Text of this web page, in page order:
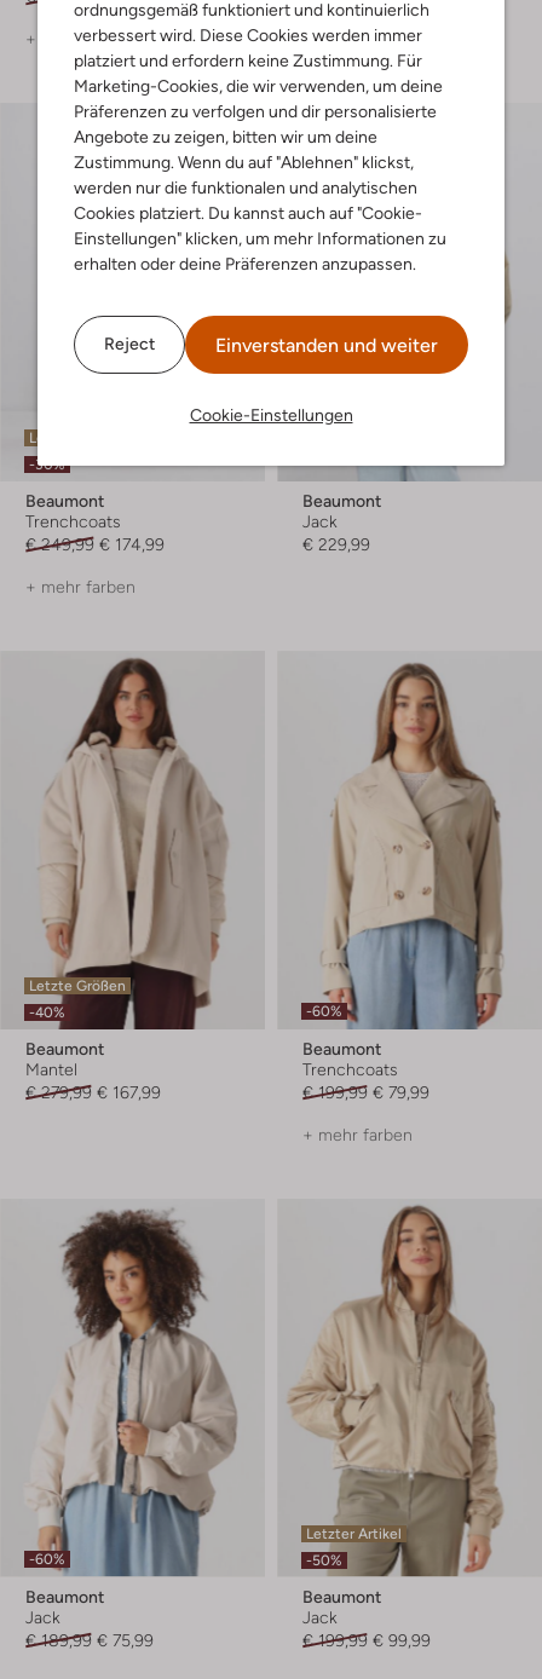
ordnungsgemäß funktioniert und kontinuierlich
verbessert wird. Diese Cookies werden immer
platziert und erfordern keine Zustimmung. Für
Marketing-Cookies, die wir verwenden, um deine
Präferenzen zu verfolgen und dir personalisierte
Angebote zu zeigen, bitten wir um deine
Zustimmung. Wenn du auf "Ablehnen" klickst,
werden nur die funktionalen und analytischen
Cookies platziert. Du kannst auch auf "Cookie-
Einstellungen" klicken, um mehr Informationen zu
erhalten oder deine Präferenzen anzupassen.
Reject Einverstanden und weiter
Cookie-Einstellungen
+ mehr farben
Letzte Größen
-30%
Beaumont
Trenchcoats
€ 249,99 € 174,99
+ mehr farben
Beaumont
Jack
€ 229,99
Letzte Größen
-40%
Beaumont
Mantel
€ 279,99 € 167,99
-60%
Beaumont
Trenchcoats
€ 199,99 € 79,99
+ mehr farben
-60%
Beaumont
Jack
€ 189,99 € 75,99
Letzter Artikel
-50%
Beaumont
Jack
€ 199,99 € 99,99